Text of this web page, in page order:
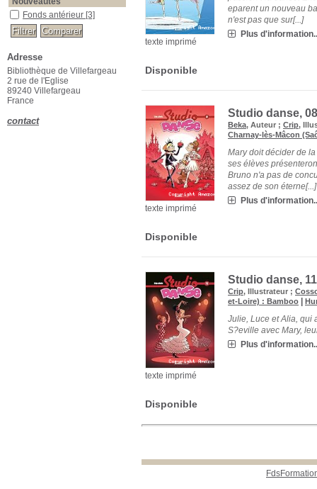
texte imprimé
eparent un nouveau
n'est pas que sur[...]
Plus
Disponible
texte imprimé
Studio danse,
Beka, Auteur ;Crip,
Charnay-lès-Mâcon
Mary doit décider de
ses élèves
Bruno n'a pas de
assez de son éterne[...]
Plus
Disponible
texte imprimé
Studio danse,
Crip, Illustrateur ;
et-Loire) : Bamboo |
Julie, Luce et Alia, qui
S?eville avec Mary,
Plus
Disponible
Fonds antérieur [3]
Adresse
Bibliothèque de Villefargeau
2 rue de l'Eglise
89240 Villefargeau
France
contact